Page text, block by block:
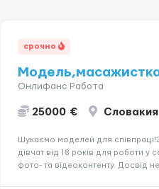
срочно
Онлифанс Работа
25000 € Словакия
Шукаємо моделей для
дівчат від 18 років для роботи у
фото- та відеоконтенту. Досвід